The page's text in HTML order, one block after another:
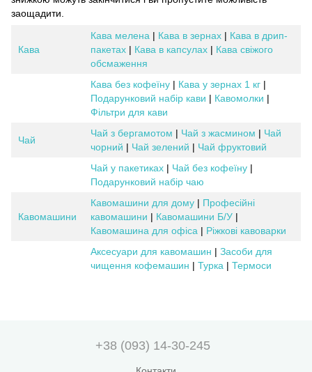
заощадити.
Кава
Кава мелена | Кава в зернах | Кава в дрип-
пакетах | Кава в капсулах | Кава свіжого
обсмаження
Кава без кофеїну | Кава у зернах 1 кг |
Подарунковий набір кави | Кавомолки |
Фільтри для кави
Чай
Чай з бергамотом | Чай з жасмином | Чай
чорний | Чай зелений | Чай фруктовий
Чай у пакетиках | Чай без кофеїну |
Подарунковий набір чаю
Кавомашини
Кавомашини для дому | Професійні
кавомашини | Кавомашини Б/У |
Кавомашина для офіса | Ріжкові кавоварки
Аксесуари для кавомашин | Засоби для
чищення кофемашин | Турка | Термоси
+38 (093) 14-30-245